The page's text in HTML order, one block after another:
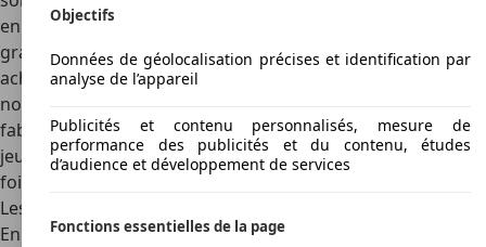
en moins de quatre secondes. De plus, ses chromes et ses
grandes ailes font sensation en permanence, et celui qui a
acheté ce modèle d'occasion peut être certain d'attirer de
nombreux regards admiratifs. On peut donc penser que ce
fabricant britannique cherche surtout à séduire un public
jeune qui recherche des voitures d'occasion ou neuves, à la
fois sportives et originales.
Les modèles commercialisés actuellement par cette firme
En premier lieu, ce fabricant sportif propose une gamme
Objectifs
Données de géolocalisation précises et identification par
analyse de l’appareil
Publicités et contenu personnalisés, mesure de
performance des publicités et du contenu, études
d’audience et développement de services
Fonctions essentielles de la page